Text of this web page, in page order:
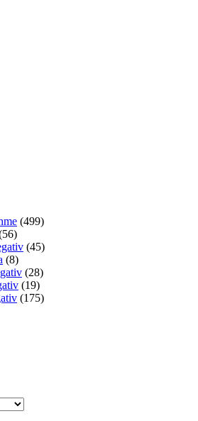
(499)
(45)
(8)
(28)
(19)
(175)